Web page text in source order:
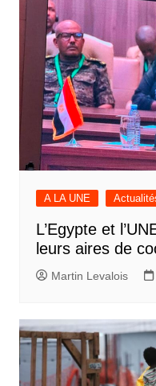
A LA UNE
L’Egypte et
leurs aires de
Martin Levalois